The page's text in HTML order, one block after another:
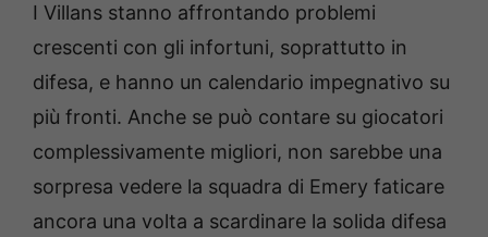
I Villans stanno affrontando problemi
crescenti con gli infortuni, soprattutto in
difesa, e hanno un calendario impegnativo su
più fronti. Anche se può contare su giocatori
complessivamente migliori, non sarebbe una
sorpresa vedere la squadra di Emery faticare
ancora una volta a scardinare la solida difesa